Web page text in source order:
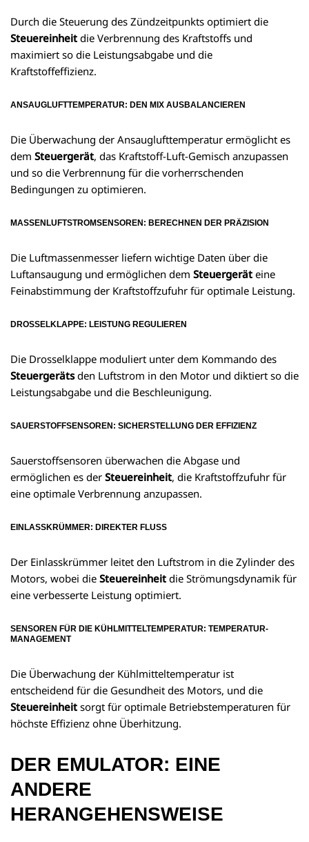
Durch die Steuerung des Zündzeitpunkts optimiert die
Steuereinheit die Verbrennung des Kraftstoffs und
maximiert so die Leistungsabgabe und die
Kraftstoffeffizienz.
ANSAUGLUFTTEMPERATUR: DEN MIX AUSBALANCIEREN
Die Überwachung der Ansauglufttemperatur ermöglicht es
dem Steuergerät, das Kraftstoff-Luft-Gemisch anzupassen
und so die Verbrennung für die vorherrschenden
Bedingungen zu optimieren.
MASSENLUFTSTROMSENSOREN: BERECHNEN DER PRÄZISION
Die Luftmassenmesser liefern wichtige Daten über die
Luftansaugung und ermöglichen dem Steuergerät eine
Feinabstimmung der Kraftstoffzufuhr für optimale Leistung.
DROSSELKLAPPE: LEISTUNG REGULIEREN
Die Drosselklappe moduliert unter dem Kommando des
Steuergerätsden Luftstrom in den Motor und diktiert so die
Leistungsabgabe und die Beschleunigung.
SAUERSTOFFSENSOREN: SICHERSTELLUNG DER EFFIZIENZ
Sauerstoffsensoren überwachen die Abgase und
ermöglichen es der Steuereinheit, die Kraftstoffzufuhr für
eine optimale Verbrennung anzupassen.
EINLASSKRÜMMER: DIREKTER FLUSS
Der Einlasskrümmer leitet den Luftstrom in die Zylinder des
Motors, wobei die Steuereinheit die Strömungsdynamik für
eine verbesserte Leistung optimiert.
SENSOREN FÜR DIE KÜHLMITTELTEMPERATUR: TEMPERATUR-
MANAGEMENT
Die Überwachung der Kühlmitteltemperatur ist
entscheidend für die Gesundheit des Motors, und die
Steuereinheit sorgt für optimale Betriebstemperaturen für
höchste Effizienz ohne Überhitzung.
DER EMULATOR: EINE
ANDERE
HERANGEHENSWEISE